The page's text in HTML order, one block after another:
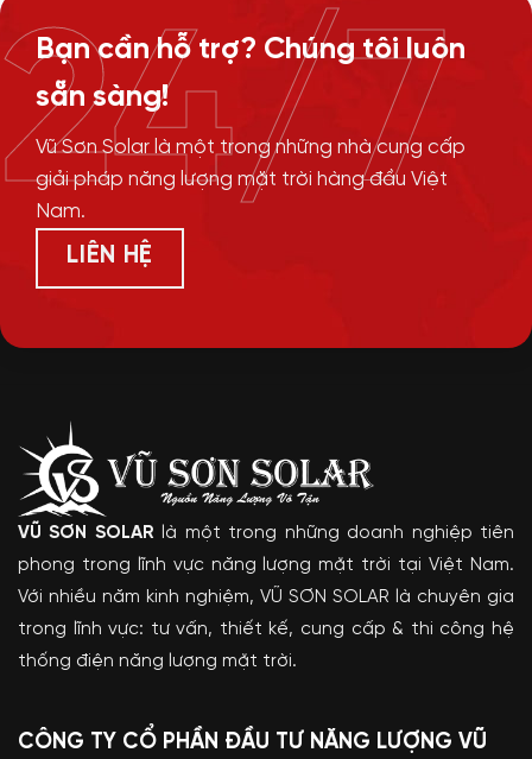
Bạn cần hỗ trợ? Chúng tôi luôn
sẵn sàng!
Vũ Sơn Solar là một trong những nhà cung cấp
giải pháp năng lượng mặt trời hàng đầu Việt
Nam.
LIÊN HỆ
24/7
VŨ SƠN SOLAR là một trong những doanh nghiệp tiên
phong trong lĩnh vực năng lượng mặt trời tại Việt Nam.
Với nhiều năm kinh nghiệm, VŨ SƠN SOLAR là chuyên gia
trong lĩnh vực: tư vấn, thiết kế, cung cấp & thi công hệ
thống điện năng lượng mặt trời.
CÔNG TY CỔ PHẦN ĐẦU TƯ NĂNG LƯỢNG VŨ